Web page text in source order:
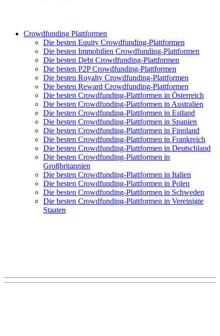
Crowdfunding Plattformen
Die besten Equity Crowdfunding-Plattformen
Die besten Immobilien Crowdfunding-Plattformen
Die besten Debt Crowdfunding-Plattformen
Die besten P2P Crowdfunding-Plattformen
Die besten Royalty Crowdfunding-Plattformen
Die besten Reward Crowdfunding-Plattformen
Die besten Crowdfunding-Plattformen in Österreich
Die besten Crowdfunding-Plattformen in Australien
Die besten Crowdfunding-Plattformen in Estland
Die besten Crowdfunding-Plattformen in Spanien
Die besten Crowdfunding-Plattformen in Finnland
Die besten Crowdfunding-Plattformen in Frankreich
Die besten Crowdfunding-Plattformen in Deutschland
Die besten Crowdfunding-Plattformen in
Großbritannien
Die besten Crowdfunding-Plattformen in Italien
Die besten Crowdfunding-Plattformen in Polen
Die besten Crowdfunding-Plattformen in Schweden
Die besten Crowdfunding-Plattformen in Vereinigte
Staaten